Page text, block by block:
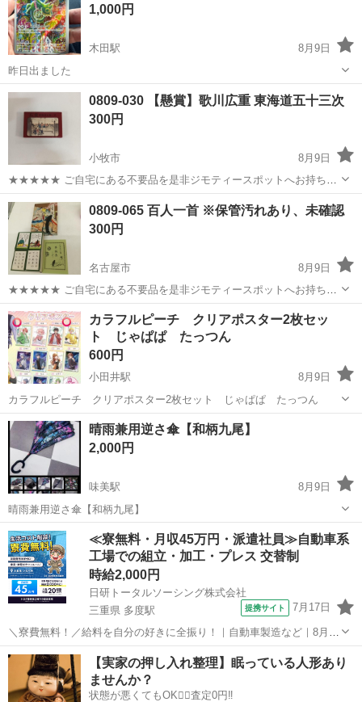
ち込めます！ ※詳細はこ...
1,000円
木田駅
8月9日
昨日出ました
愛知 あま市 カードゲーム
0809-030 【懸賞】歌川広重 東海道五十三次
300円
小牧市
8月9日
★★★★★ ご自宅にある不要品を是非ジモティースポットへお持ち込
みしませんか？ 家電、趣味・スポーツ・レジャー用品、こども用品、
衣料服飾品、生活雑貨、家具、本、CD・DVDなどが無料でまとめて持
ち込めます！ ※詳細はこ...
愛知 小牧市 カードゲーム 懸賞
0809-065 百人一首 ※保管汚れあり、未確認
300円
名古屋市
8月9日
★★★★★ ご自宅にある不要品を是非ジモティースポットへお持ち込
みしませんか？ 家電、趣味・スポーツ・レジャー用品、こども用品、
衣料服飾品、生活雑貨、家具、本、CD・DVDなどが無料でまとめて持
ち込めます！ ※詳細はこ...
愛知 名古屋市 カードゲーム 百人一首
カラフルピーチ クリアポスター2枚セッ
ト じゃぱぱ たっつん
600円
小田井駅
8月9日
カラフルピーチ クリアポスター2枚セット じゃぱぱ たっつん
愛知 名古屋市 小田井駅 カードゲーム
晴雨兼用逆さ傘【和柄九尾】
2,000円
味美駅
8月9日
晴雨兼用逆さ傘【和柄九尾】
愛知 名古屋市 味美駅 カードゲーム 和柄
≪寮無料・月収45万円・派遣社員≫自動車系
工場での組立・加工・プレス 交替制
時給2,000円
日研トータルソーシング株式会社
三重県 多度駅
提携サイト 7月17日
＼寮費無料！／給料を自分の好きに全振り！｜自動車製造など｜8月入
社特典最大20万円！｜入社から半年後には時給2,050円！さらに長く働
くほど時給UP☆ トヨタ車の製造（組立・加工など） トヨタ車体各工
場でのミニバン・SUV...
三重 いなべ市 多度駅 その他
【実家の押し入れ整理】眠っている人形あり
ませんか？
状態が悪くてもOK🙆‍♀️査定0円‼️